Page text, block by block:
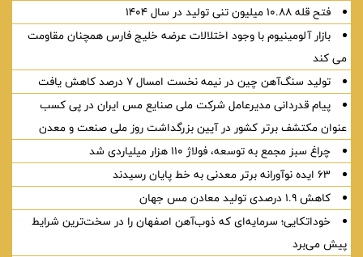
فتح قله ۱۰.۸۸ میلیون تنی تولید در سال ۱۴۰۴
بازار آلومینیوم با وجود اختلالات عرضه خلیج فارس همچنان مقاومت
می کند
تولید سنگ‌آهن چین در نیمه نخست امسال ۷ درصد کاهش یافت
پیام قدردانی مدیرعامل شرکت ملی صنایع مس ایران در پی کسب
عنوان مکتشف برتر کشور در آیین بزرگداشت روز ملی صنعت و معدن
چراغ سبز مجمع به توسعه، فولاژ ۱۱۰ هزار میلیاردی شد
۶۳ ایده نوآورانه برتر معدنی به خط پایان رسیدند
کاهش ۱.۹ درصدی تولید معادن مس جهان
خوداتكایی؛ سرمایه‌ای كه ذوب‌آهن اصفهان را در سخت‌ترین شرایط
پیش می‌برد